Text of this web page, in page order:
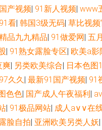
在线A√ 色色一本岛色 欧美中文字幕
费观看 午夜男人网 人妖操人妖 午
熟女一二三 www日夜夜无码 久久青
18 91自慰 麻豆快播91 成人AV影
产视频| 91新人视频| www
看| 韩国3级无码| 草比视频
品九九精品| 91做爱网| 五
| 91熟女露脸专区| 欧美a影
爽| 另类欧美综合| 日本色图1
久久| 最新91国产视频| 91
色色| 国产成人午夜福利|
| 91极品网站| 成人a∨∨在
脸自拍| 亚洲欧美另类人妖|